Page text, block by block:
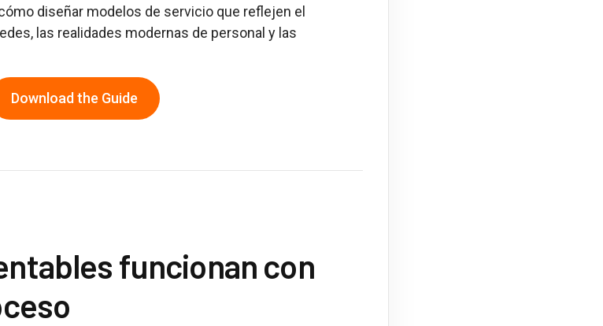
diseñar modelos de servicio que reflejen el
las realidades modernas de personal y las
Download the Guide
funcionan con